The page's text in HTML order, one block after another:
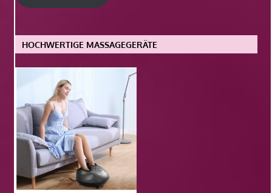
HOCHWERTIGE MASSAGEGERÄTE